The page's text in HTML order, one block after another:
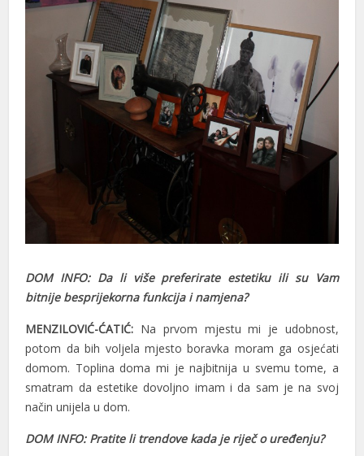
DOM INFO: Da li više preferirate estetiku ili su Vam
bitnije besprijekorna funkcija i namjena?
MENZILOVIĆ-ĆATIĆ: Na prvom mjestu mi je udobnost,
potom da bih voljela mjesto boravka moram ga osjećati
domom. Toplina doma mi je najbitnija u svemu tome, a
smatram da estetike dovoljno imam i da sam je na svoj
način unijela u dom.
DOM INFO: Pratite li trendove kada je riječ o uređenju?